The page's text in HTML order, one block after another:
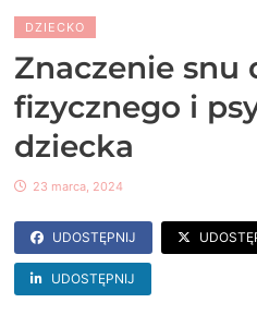
DZIECKO
Znaczenie snu
fizycznego i
dziecka
23 marca, 2024
UDOSTĘPNIJ
UDOSTĘPNIJ